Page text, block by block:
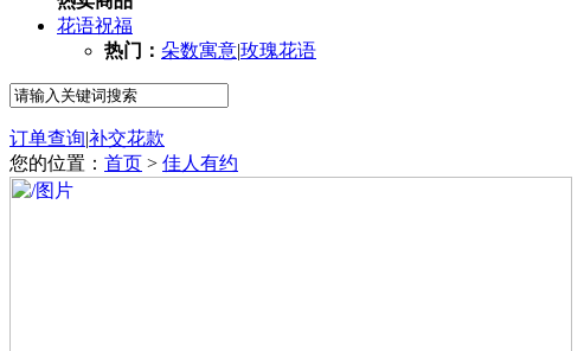
花语祝福
热门： 朵数寓意|玫瑰花语
订单查询|补交花款
您的位置： 首页 > 佳人有约